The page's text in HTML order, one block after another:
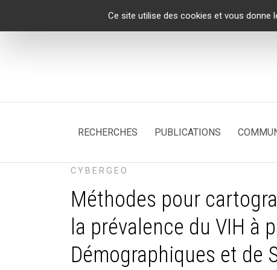
Ce site utilise des cookies et vous donne
RECHERCHES PUBLICATIONS
CYBERGEO
Méthodes pour
la prévalence du VIH à
Démographiques et de